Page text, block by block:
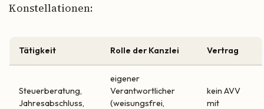
Konstellationen:
Tätigkeit Rolle der Kanzlei Vertrag
Steuerberatung,
Jahresabschluss,
eigener
Verantwortlicher
(weisungsfrei,
kein AVV
mit